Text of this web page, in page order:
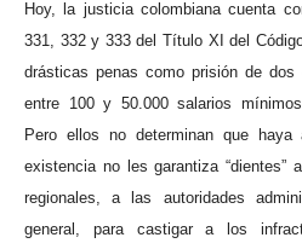
Hoy, la justicia colombiana cuenta
331, 332 y 333 del Título XI del
drásticas penas como prisión de
entre 100 y 50.000 salarios
Pero ellos no determinan que
existencia no les garantiza “dientes”
regionales, a las autoridades
general, para castigar a los